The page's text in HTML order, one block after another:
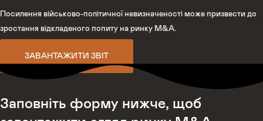
Посилення військово-політичної невизначеності може призвести до
зростання відкладеного попиту на ринку M&A.
ЗАВАНТАЖИТИ ЗВІТ
Заповніть форму нижче, щоб